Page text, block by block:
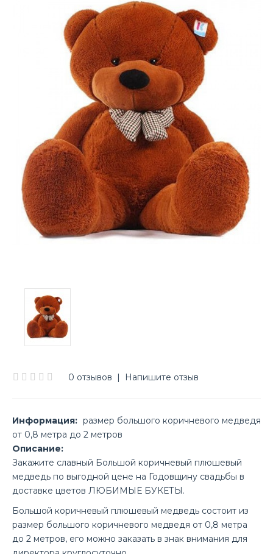
0 отзывов | Напишите отзыв
Информация: размер большого коричневого медведя
от 0,8 метра до 2 метров
Описание:
Закажите славный Большой коричневый плюшевый
медведь по выгодной цене на Годовщину свадьбы в
доставке цветов ЛЮБИМЫЕ БУКЕТЫ.
Большой коричневый плюшевый медведь состоит из
размер большого коричневого медведя от 0,8 метра
до 2 метров, его можно заказать в знак внимания для